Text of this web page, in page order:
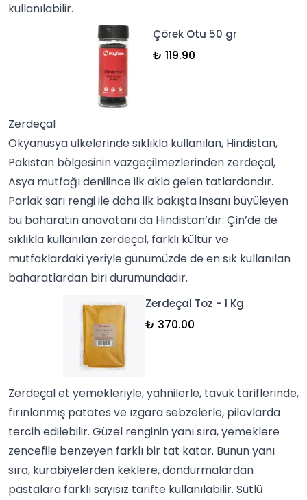
kullanılabilir.
Çörek Otu 50 gr
₺ 119.90
Zerdeçal
Okyanusya ülkelerinde sıklıkla kullanılan, Hindistan,
Pakistan bölgesinin vazgeçilmezlerinden zerdeçal,
Asya mutfağı denilince ilk akla gelen tatlardandır.
Parlak sarı rengi ile daha ilk bakışta insanı büyüleyen
bu baharatın anavatanı da Hindistan’dır. Çin’de de
sıklıkla kullanılan zerdeçal, farklı kültür ve
mutfaklardaki yeriyle günümüzde de en sık kullanılan
baharatlardan biri durumundadır.
Zerdeçal Toz - 1 Kg
₺ 370.00
Zerdeçal et yemekleriyle, yahnilerle, tavuk tariflerinde,
fırınlanmış patates ve ızgara sebzelerle, pilavlarda
tercih edilebilir. Güzel renginin yanı sıra, yemeklere
zencefile benzeyen farklı bir tat katar. Bunun yanı
sıra, kurabiyelerden keklere, dondurmalardan
pastalara farklı sayısız tarifte kullanılabilir. Sütlü